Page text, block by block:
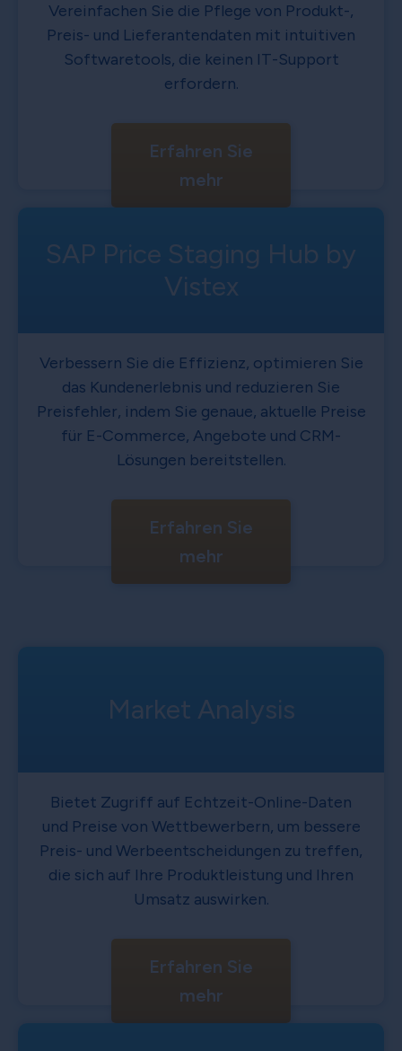
Vereinfachen Sie die Pflege von Produkt-,
Preis- und Lieferantendaten mit intuitiven
Softwaretools, die keinen IT-Support
erfordern.
Erfahren Sie
mehr
SAP Price Staging Hub by
Vistex
Verbessern Sie die Effizienz, optimieren Sie
das Kundenerlebnis und reduzieren Sie
Preisfehler, indem Sie genaue, aktuelle Preise
für E-Commerce, Angebote und CRM-
Lösungen bereitstellen.
Erfahren Sie
mehr
Market Analysis
Bietet Zugriff auf Echtzeit-Online-Daten
und Preise von Wettbewerbern, um bessere
Preis- und Werbeentscheidungen zu treffen,
die sich auf Ihre Produktleistung und Ihren
Umsatz auswirken.
Erfahren Sie
mehr